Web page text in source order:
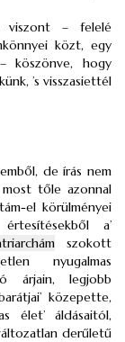
– felelé
közt, egy
köszönve, hogy
’s visszasiettél
de írás nem
tőle azonnal
el körülményei
a’
szokott
nyugalmas
árjain, legjobb
közepette,
élet’ áldásaitól,
derűletű